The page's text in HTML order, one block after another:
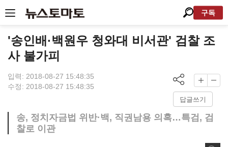
구독
'송인배·백원우 청와대 비서관' 검찰 조
사 불가피
입력: 2018-08-27 15:48:35
수정: 2018-08-27 15:48:35
답글쓰기
송, 정치자금법 위반·백, 직권남용 의혹…특검, 검
찰로 이관